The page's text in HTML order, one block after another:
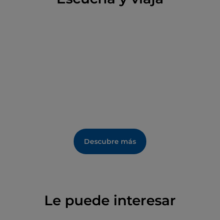
En verano se celebran aquí los conciertos y
Descubre más
Le puede interesar